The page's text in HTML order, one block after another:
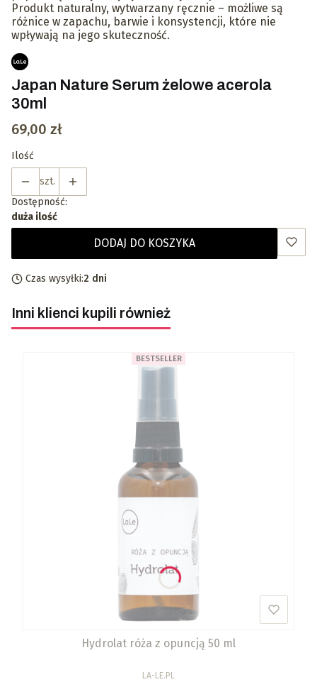
Produkt naturalny, wytwarzany ręcznie – możliwe są
różnice w zapachu, barwie i konsystencji, które nie
wpływają na jego skuteczność.
Japan Nature Serum żelowe acerola
30ml
Cena
69,00 zł
Ilość
szt.
Dostępność:
duża ilość
DODAJ DO KOSZYKA
Czas wysyłki:2 dni
Inni klienci kupili również
BESTSELLER
Hydrolat róża z opuncją 50 ml
PRODUCENT
LA-LE.PL